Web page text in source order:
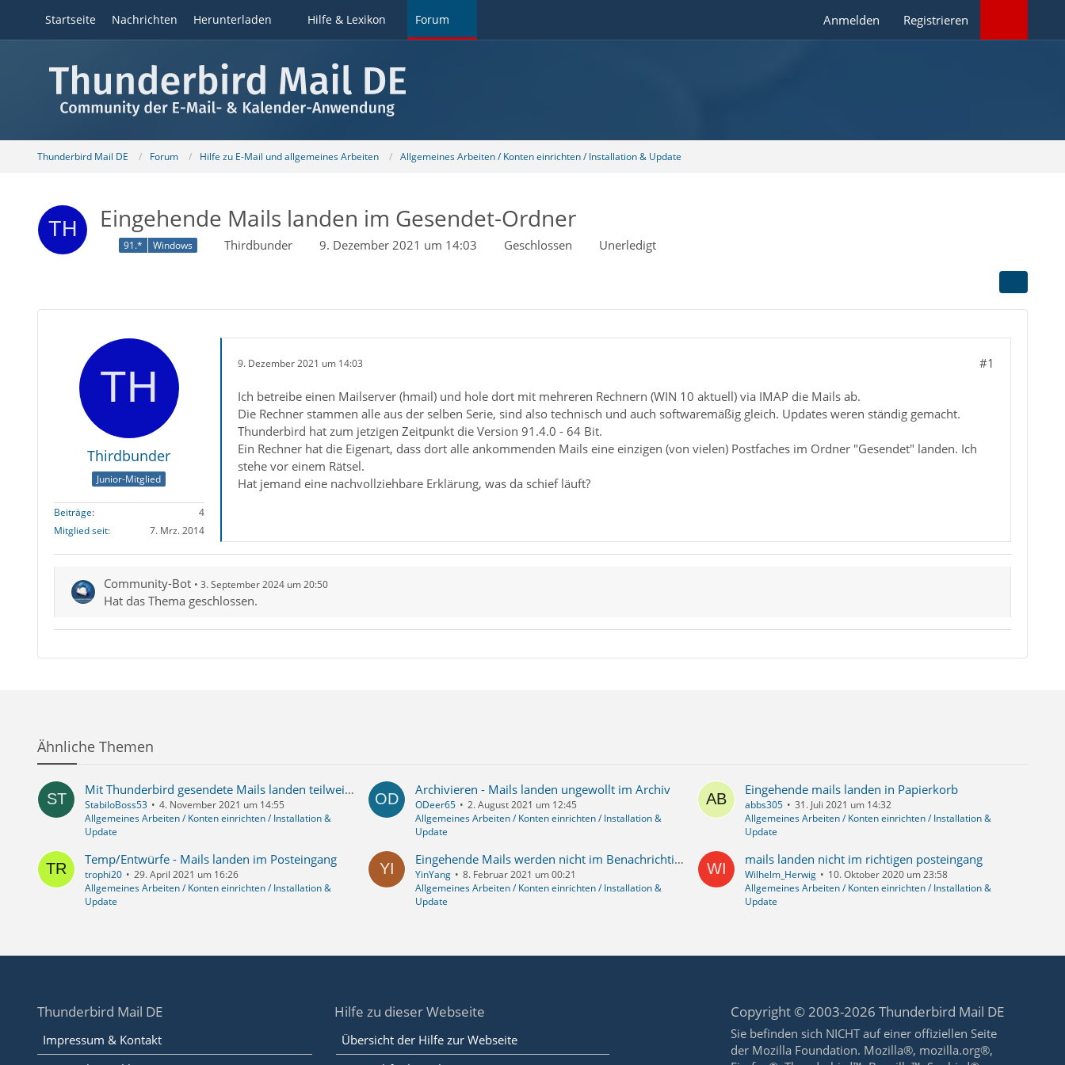
Startseite Nachrichten Herunterladen Hilfe & Lexikon Forum Anmelden Registrieren
Thunderbird Mail DE Forum Hilfe zu E-Mail und allgemeines Arbeiten Allgemeines Arbeiten / Konten einrichten / Installation & Update
Eingehende Mails landen im Gesendet-Ordner
91.* Windows Thirdbunder 9. Dezember 2021 um 14:03 Geschlossen Unerledigt
Thirdbunder
Junior-Mitglied
Beiträge
4
Mitglied seit
7. Mrz. 2014
9. Dezember 2021 um 14:03 #1
Ich betreibe einen Mailserver (hmail) und hole dort mit mehreren Rechnern (WIN 10 aktuell) via IMAP die Mails ab.
Die Rechner stammen alle aus der selben Serie, sind also technisch und auch softwaremäßig gleich. Updates weren ständig gemacht.
Thunderbird hat zum jetzigen Zeitpunkt die Version 91.4.0 - 64 Bit.
Ein Rechner hat die Eigenart, dass dort alle ankommenden Mails eine einzigen (von vielen) Postfaches im Ordner "Gesendet" landen. Ich
stehe vor einem Rätsel.
Hat jemand eine nachvollziehbare Erklärung, was da schief läuft?
Community-Bot 3. September 2024 um 20:50
Hat das Thema geschlossen.
Ähnliche Themen
Mit Thunderbird gesendete Mails landen teilweise im spam, mit webmail gesendete Mails nicht
StabiloBoss53
4. November 2021 um 14:55
Allgemeines Arbeiten / Konten einrichten / Installation &
Update
Archivieren - Mails landen ungewollt im Archiv
ODeer65
2. August 2021 um 12:45
Allgemeines Arbeiten / Konten einrichten / Installation &
Update
Eingehende mails landen in Papierkorb
abbs305
31. Juli 2021 um 14:32
Allgemeines Arbeiten / Konten einrichten / Installation &
Update
Temp/Entwürfe - Mails landen im Posteingang
trophi20
29. April 2021 um 16:26
Allgemeines Arbeiten / Konten einrichten / Installation &
Update
Eingehende Mails werden nicht im Benachrichtigungsfenster angezeigt
YinYang
8. Februar 2021 um 00:21
Allgemeines Arbeiten / Konten einrichten / Installation &
Update
mails landen nicht im richtigen posteingang
Wilhelm_Herwig
10. Oktober 2020 um 23:58
Allgemeines Arbeiten / Konten einrichten / Installation &
Update
Thunderbird Mail DE
Impressum & Kontakt
Hilfe zu dieser Webseite
Übersicht der Hilfe zur Webseite
Copyright © 2003-2026 Thunderbird Mail DE
Sie befinden sich NICHT auf einer offiziellen Seite
der Mozilla Foundation. Mozilla®, mozilla.org®,